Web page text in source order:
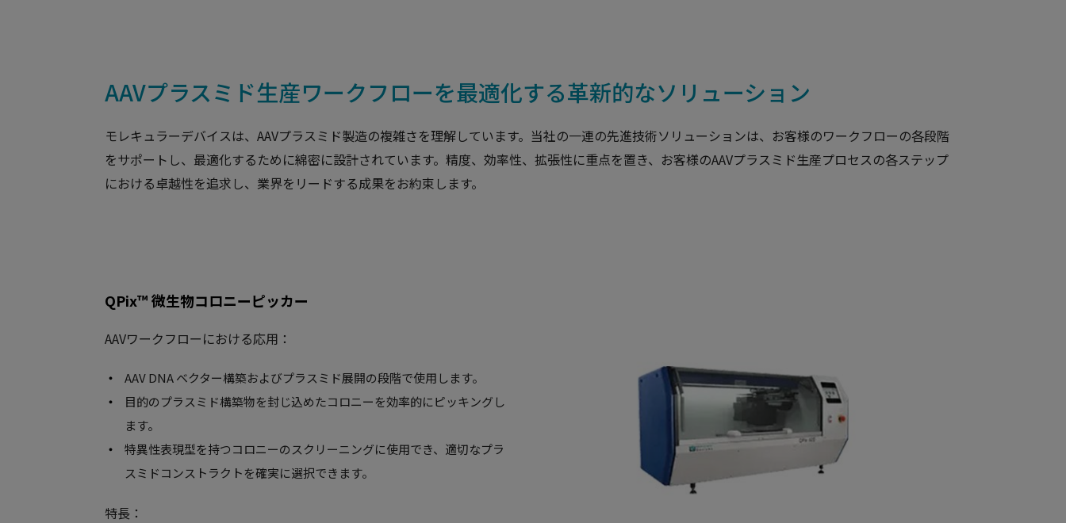
AAVプラスミド生産ワークフローを最適化する革新的なソリューション
モレキュラーデバイスは、AAVプラスミド製造の複雑さを理解しています。当社の一連の先進技術ソリューションは、お客様のワークフローの各段階
をサポートし、最適化するために綿密に設計されています。精度、効率性、拡張性に重点を置き、お客様のAAVプラスミド生産プロセスの各ステップ
における卓越性を追求し、業界をリードする成果をお約束します。
QPix™ 微生物コロニーピッカー
AAVワークフローにおける応用：
AAV DNA ベクター構築およびプラスミド展開の段階で使用します。
目的のプラスミド構築物を封じ込めたコロニーを効率的にピッキングし
ます。
特異性表現型を持つコロニーのスクリーニングに使用でき、適切なプラ
スミドコンストラクトを確実に選択できます。
特長：